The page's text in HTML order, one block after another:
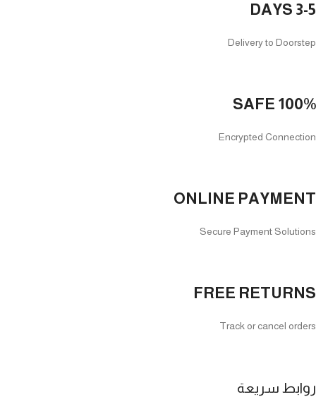
FREE RETURNS
Track or cancel orders
ONLINE PAYMENT
Secure Payment Solutions
100% SAFE
Encrypted Connection
3-5 DAYS
Delivery to Doorstep
روابط سريعة